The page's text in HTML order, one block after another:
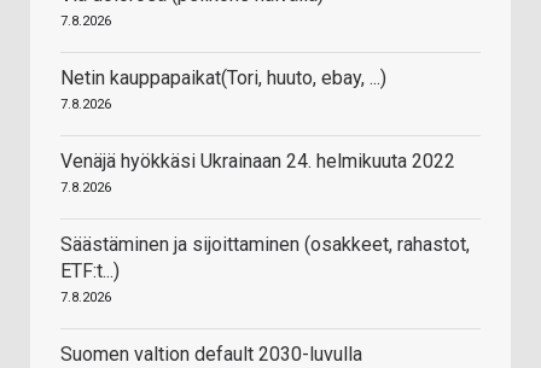
7.8.2026
Netin kauppapaikat(Tori, huuto, ebay, ...)
7.8.2026
Venäjä hyökkäsi Ukrainaan 24. helmikuuta 2022
7.8.2026
Säästäminen ja sijoittaminen (osakkeet, rahastot,
ETF:t...)
7.8.2026
Suomen valtion default 2030-luvulla